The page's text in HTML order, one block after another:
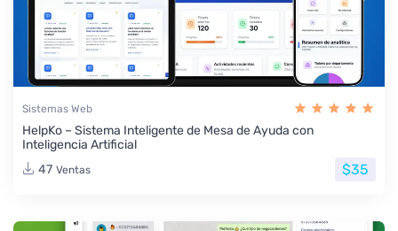
Sistemas Web
HelpKo – Sistema Inteligente de Mesa de Ayuda con
Inteligencia Artificial
47 Ventas $35